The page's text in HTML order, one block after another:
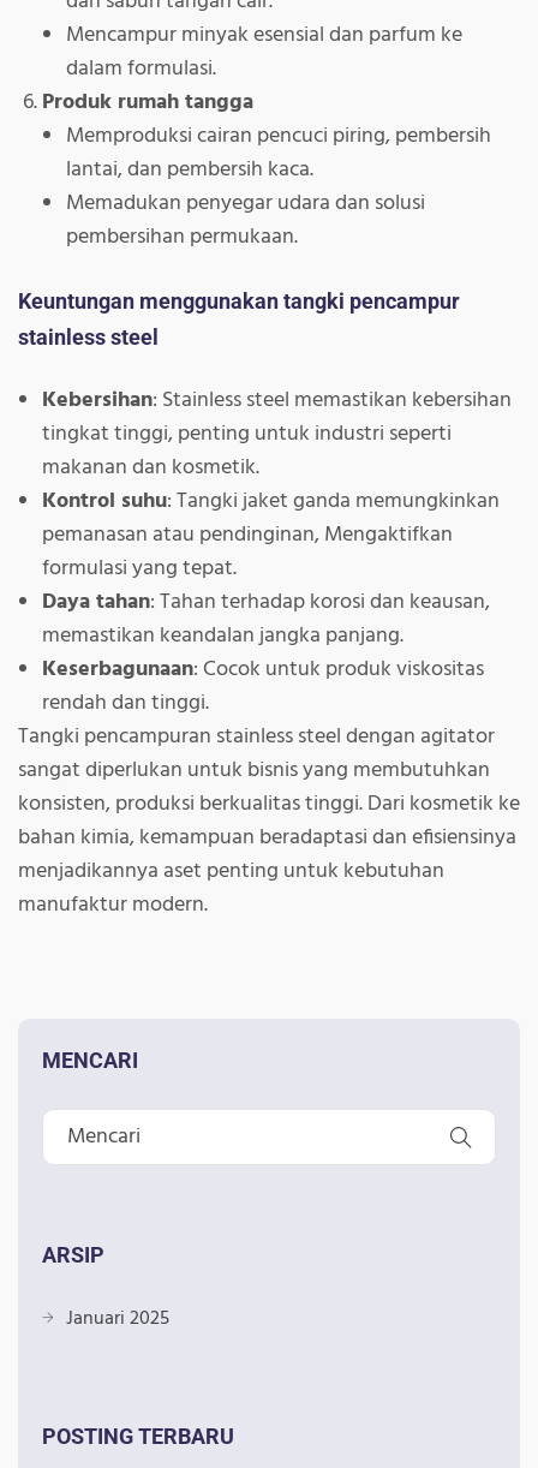
Mencampur minyak esensial dan parfum ke
dalam formulasi.
Produk rumah tangga
Memproduksi cairan pencuci piring, pembersih
lantai, dan pembersih kaca.
Memadukan penyegar udara dan solusi
pembersihan permukaan.
Keuntungan menggunakan tangki pencampur
stainless steel
Kebersihan: Stainless steel memastikan kebersihan
tingkat tinggi, penting untuk industri seperti
makanan dan kosmetik.
Kontrol suhu: Tangki jaket ganda memungkinkan
pemanasan atau pendinginan, Mengaktifkan
formulasi yang tepat.
Daya tahan: Tahan terhadap korosi dan keausan,
memastikan keandalan jangka panjang.
Keserbagunaan: Cocok untuk produk viskositas
rendah dan tinggi.
Tangki pencampuran stainless steel dengan agitator
sangat diperlukan untuk bisnis yang membutuhkan
konsisten, produksi berkualitas tinggi. Dari kosmetik ke
bahan kimia, kemampuan beradaptasi dan efisiensinya
menjadikannya aset penting untuk kebutuhan
manufaktur modern.
MENCARI
ARSIP
Januari 2025
POSTING TERBARU